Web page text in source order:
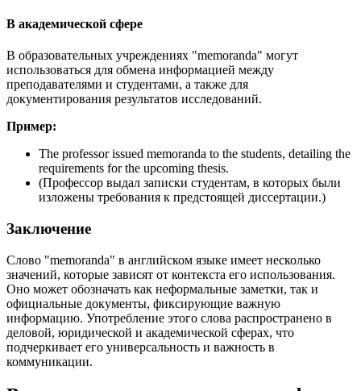
В академической сфере
В образовательных учреждениях "memoranda" могут
использоваться для обмена информацией между
преподавателями и студентами, а также для
документирования результатов исследований.
Пример:
The professor issued memoranda to the students, detailing the
requirements for the upcoming thesis.
(Профессор выдал записки студентам, в которых были
изложены требования к предстоящей диссертации.)
Заключение
Слово "memoranda" в английском языке имеет несколько
значений, которые зависят от контекста его использования.
Оно может обозначать как неформальные заметки, так и
официальные документы, фиксирующие важную
информацию. Употребление этого слова распространено в
деловой, юридической и академической сферах, что
подчеркивает его универсальность и важность в
коммуникации.